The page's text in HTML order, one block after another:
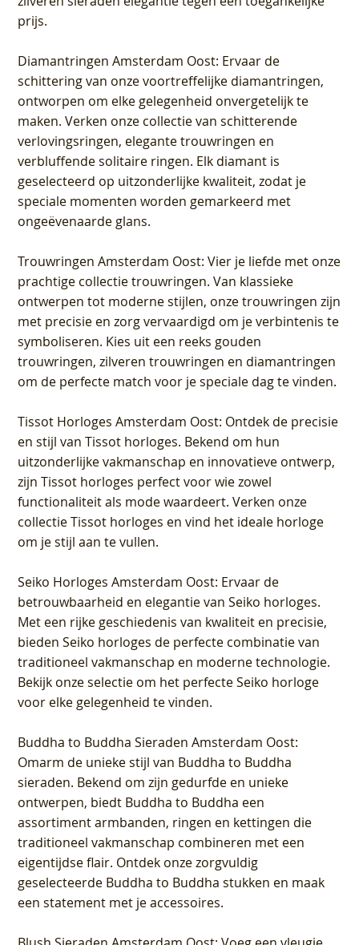
prijs.
Diamantringen Amsterdam Oost: Ervaar de
schittering van onze voortreffelijke diamantringen,
ontworpen om elke gelegenheid onvergetelijk te
maken. Verken onze collectie van schitterende
verlovingsringen, elegante trouwringen en
verbluffende solitaire ringen. Elk diamant is
geselecteerd op uitzonderlijke kwaliteit, zodat je
speciale momenten worden gemarkeerd met
ongeëvenaarde glans.
Trouwringen Amsterdam Oost: Vier je liefde met onze
prachtige collectie trouwringen. Van klassieke
ontwerpen tot moderne stijlen, onze trouwringen zijn
met precisie en zorg vervaardigd om je verbintenis te
symboliseren. Kies uit een reeks gouden
trouwringen, zilveren trouwringen en diamantringen
om de perfecte match voor je speciale dag te vinden.
Tissot Horloges Amsterdam Oost: Ontdek de precisie
en stijl van Tissot horloges. Bekend om hun
uitzonderlijke vakmanschap en innovatieve ontwerp,
zijn Tissot horloges perfect voor wie zowel
functionaliteit als mode waardeert. Verken onze
collectie Tissot horloges en vind het ideale horloge
om je stijl aan te vullen.
Seiko Horloges Amsterdam Oost: Ervaar de
betrouwbaarheid en elegantie van Seiko horloges.
Met een rijke geschiedenis van kwaliteit en precisie,
bieden Seiko horloges de perfecte combinatie van
traditioneel vakmanschap en moderne technologie.
Bekijk onze selectie om het perfecte Seiko horloge
voor elke gelegenheid te vinden.
Buddha to Buddha Sieraden Amsterdam Oost:
Omarm de unieke stijl van Buddha to Buddha
sieraden. Bekend om zijn gedurfde en unieke
ontwerpen, biedt Buddha to Buddha een
assortiment armbanden, ringen en kettingen die
traditioneel vakmanschap combineren met een
eigentijdse flair. Ontdek onze zorgvuldig
geselecteerde Buddha to Buddha stukken en maak
een statement met je accessoires.